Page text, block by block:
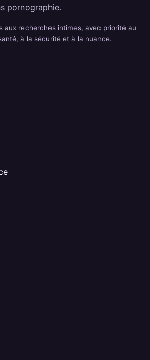
pornographie.
aux recherches intimes, avec priorité au
à la sécurité et à la nuance.